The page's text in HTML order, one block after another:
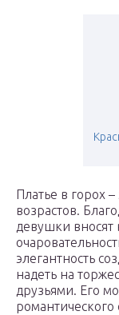
Платье в горох
возрастов.
девушки вносят
элегантность
надеть на
друзьями. Его